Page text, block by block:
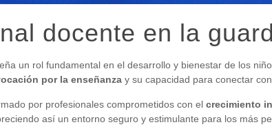
docente en la
un rol fundamental en el desarrollo y bienestar de los
por la enseñanza y su capacidad para conectar
por profesionales comprometidos con elcrecimiento
así un entorno seguro y estimulante para los más